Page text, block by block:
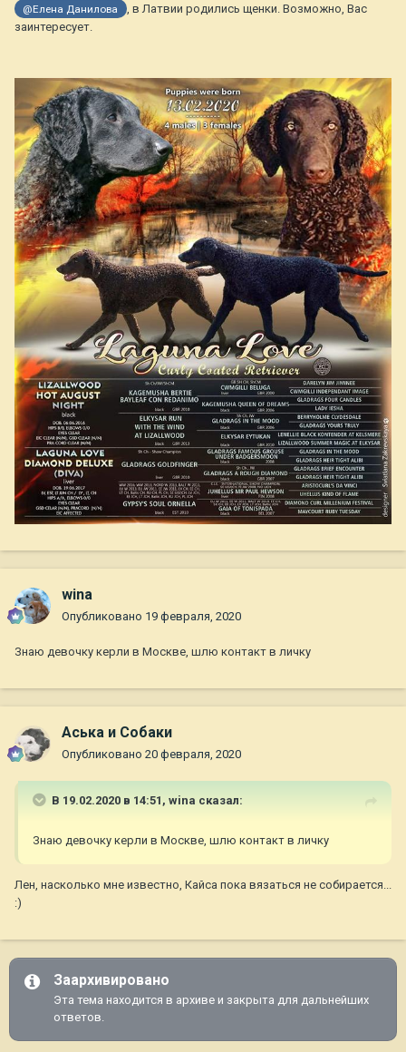
@Елена Данилова
, в Латвии родились щенки. Возможно, Вас
заинтересует.
wina
Опубликовано 19 февраля, 2020
Знаю девочку керли в Москве, шлю контакт в личку
Аська и Собаки
Опубликовано 20 февраля, 2020
В 19.02.2020 в 14:51, wina сказал:
Знаю девочку керли в Москве, шлю контакт в личку
Лен, насколько мне известно, Кайса пока вязаться не собирается...
:)
Заархивировано
Эта тема находится в архиве и закрыта для дальнейших
ответов.